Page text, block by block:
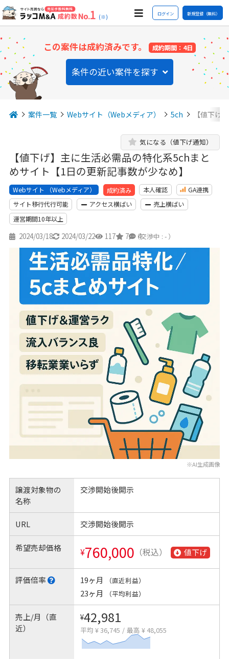
(※) ログイン 新規登録（無料）
この案件は成約済みです。 成約期間：4日
条件の近い案件を探す
案件一覧 Webサイト（Webメディア） 5ch 【値下げ
【値下げ】主に生活必需品の特化系5chまと
めサイト【1日の更新記事数が少なめ】
気になる（値下げ通知）
Webサイト （Webメディア） 成約済み 本人確認
GA連携
サイト移行代行可能
アクセス横ばい
売上横ばい
運営期間10年以上
2024/03/18 2024/03/22 117 7 4
（交渉中 : - ）
※AI生成画像
譲渡対象物の
名称
交渉開始後開示
URL 交渉開始後開示
希望売却価格 ¥760,000 （税込） 値下げ
評価倍率 19ヶ月 （直近利益）
23ヶ月 （平均利益）
売上/月（直
近）
¥42,981
平均 ¥ 36,745 / 最高 ¥ 48,055